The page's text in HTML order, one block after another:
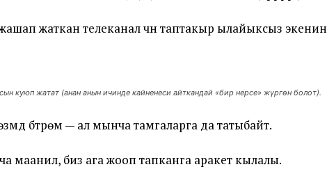
жаткан телеканал үчүн таптакыр ылайыксыз экенин
куюп жатат (анан анын ичинде кайненеси айткандай «бир нерсе» жүргөн болот).
бүтүрөм — ал мынча тамгаларга да татыбайт.
маанилүү, биз ага жооп тапканга аракет кылалы.